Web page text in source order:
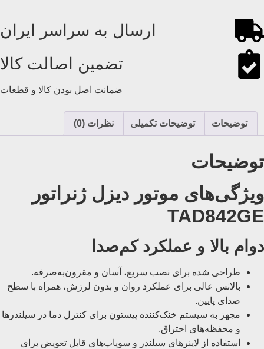
ارسال به سراسر ایران
تضمین اصالت کالا
ضمانت اصل بودن کالا و قطعات
توضیحات توضیحات تکمیلی نظرات (0)
توضیحات
ویژگی‌های موتور دیزل ژنراتور
TAD842GE
دوام بالا و عملکرد کم‌صدا
طراحی شده برای نصب سریع، آسان و مقرون‌به‌صرفه.
بالانس عالی برای عملکرد روان و بدون لرزش، همراه با سطح
صدای پایین.
مجهز به سیستم خنک‌کننده پیستون برای کنترل دما در سیلندرها
و محفظه‌های احتراق.
استفاده از لاینرهای سیلندر و سوپاپ‌های قابل تعویض برای